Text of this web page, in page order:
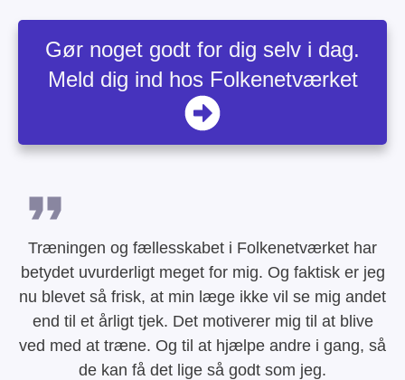
Gør noget godt for dig selv i dag.
Meld dig ind hos Folkenetværket
Træningen og fællesskabet i Folkenetværket har
betydet uvurderligt meget for mig. Og faktisk er jeg
nu blevet så frisk, at min læge ikke vil se mig andet
end til et årligt tjek. Det motiverer mig til at blive
ved med at træne. Og til at hjælpe andre i gang, så
de kan få det lige så godt som jeg.